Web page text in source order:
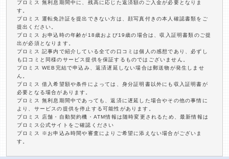
プロミス 無利息期間中に、残高に応じた返済額のご入金が必要となりま
す。
プロミス 運転免許証を提出できない方は、顔写真付きの本人確認書類をご
提出ください。
プロミス お申込時の年齢が18歳および19歳の場合は、収入証明書類のご提
出が必須となります。
プロミス 記事内で紹介している全ての口コミは個人の感想であり、必ずし
も口コミと同様のサービス提供を保証するものではございません。
プロミス WEB完結で申込み、返済遅延しない場合は郵送物が発生しませ
ん。
プロミス 借入希望額や条件によっては、身分証明書以外にも収入証明書が
必要となる場合があります。
プロミス 無利息期間中であっても、返済に遅延した場合やその他の事情に
より、サービスの提供を停止する可能性があります。
プロミス 店舗・自動契約機・ATM情報は随時変更されるため、最新情報は
プロミス公式サイトをご確認ください
プロミス ※お申込み時間や審査によりご希望に添えない場合がございま
す。